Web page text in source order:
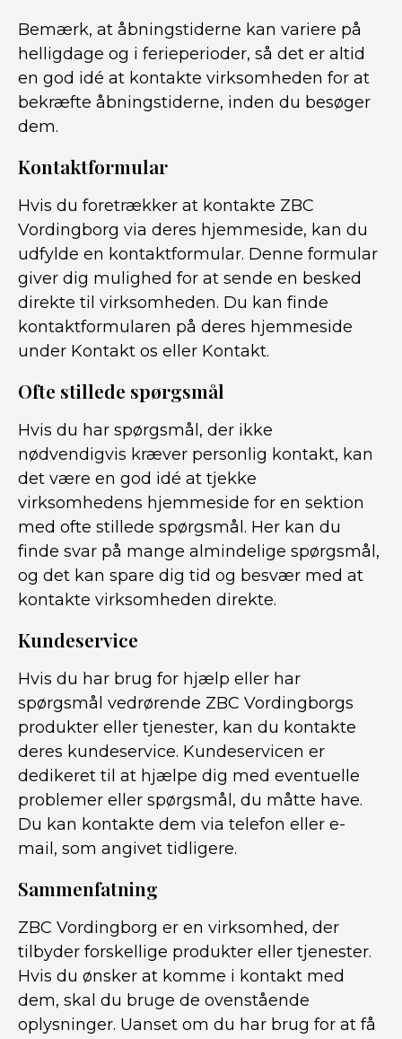
Bemærk, at åbningstiderne kan variere på
helligdage og i ferieperioder, så det er altid
en god idé at kontakte virksomheden for at
bekræfte åbningstiderne, inden du besøger
dem.
Kontaktformular
Hvis du foretrækker at kontakte ZBC
Vordingborg via deres hjemmeside, kan du
udfylde en kontaktformular. Denne formular
giver dig mulighed for at sende en besked
direkte til virksomheden. Du kan finde
kontaktformularen på deres hjemmeside
under Kontakt os eller Kontakt.
Ofte stillede spørgsmål
Hvis du har spørgsmål, der ikke
nødvendigvis kræver personlig kontakt, kan
det være en god idé at tjekke
virksomhedens hjemmeside for en sektion
med ofte stillede spørgsmål. Her kan du
finde svar på mange almindelige spørgsmål,
og det kan spare dig tid og besvær med at
kontakte virksomheden direkte.
Kundeservice
Hvis du har brug for hjælp eller har
spørgsmål vedrørende ZBC Vordingborgs
produkter eller tjenester, kan du kontakte
deres kundeservice. Kundeservicen er
dedikeret til at hjælpe dig med eventuelle
problemer eller spørgsmål, du måtte have.
Du kan kontakte dem via telefon eller e-
mail, som angivet tidligere.
Sammenfatning
ZBC Vordingborg er en virksomhed, der
tilbyder forskellige produkter eller tjenester.
Hvis du ønsker at komme i kontakt med
dem, skal du bruge de ovenstående
oplysninger. Uanset om du har brug for at få